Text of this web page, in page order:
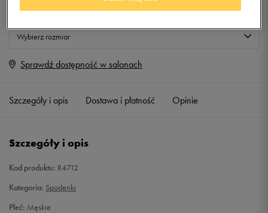
Jeśli artykuł będzie ponownie dostępny, otrzymasz od nas powiadomienie.
Wybierz rozmiar
M Powiadom o dostępności
L Powiadom o dostępności
XXL
Sprawdź dostępność w salonach
Szczegóły i opis Dostawa i płatność Opinie
Szczegóły i opis
Kod produktu: R4712
Kategoria: Spodenki
Płeć: Męskie